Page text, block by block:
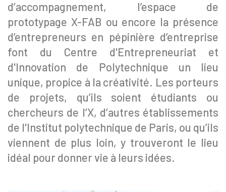
d’accompagnement, l’espace de
prototypage X-FAB ou encore la présence
d’entrepreneurs en pépinière d’entreprise
font du Centre d'Entrepreneuriat et
d'Innovation de Polytechnique un lieu
unique, propice à la créativité. Les porteurs
de projets, qu’ils soient étudiants ou
chercheurs de l’X, d’autres établissements
de l'Institut polytechnique de Paris, ou qu’ils
viennent de plus loin, y trouveront le lieu
idéal pour donner vie à leurs idées.